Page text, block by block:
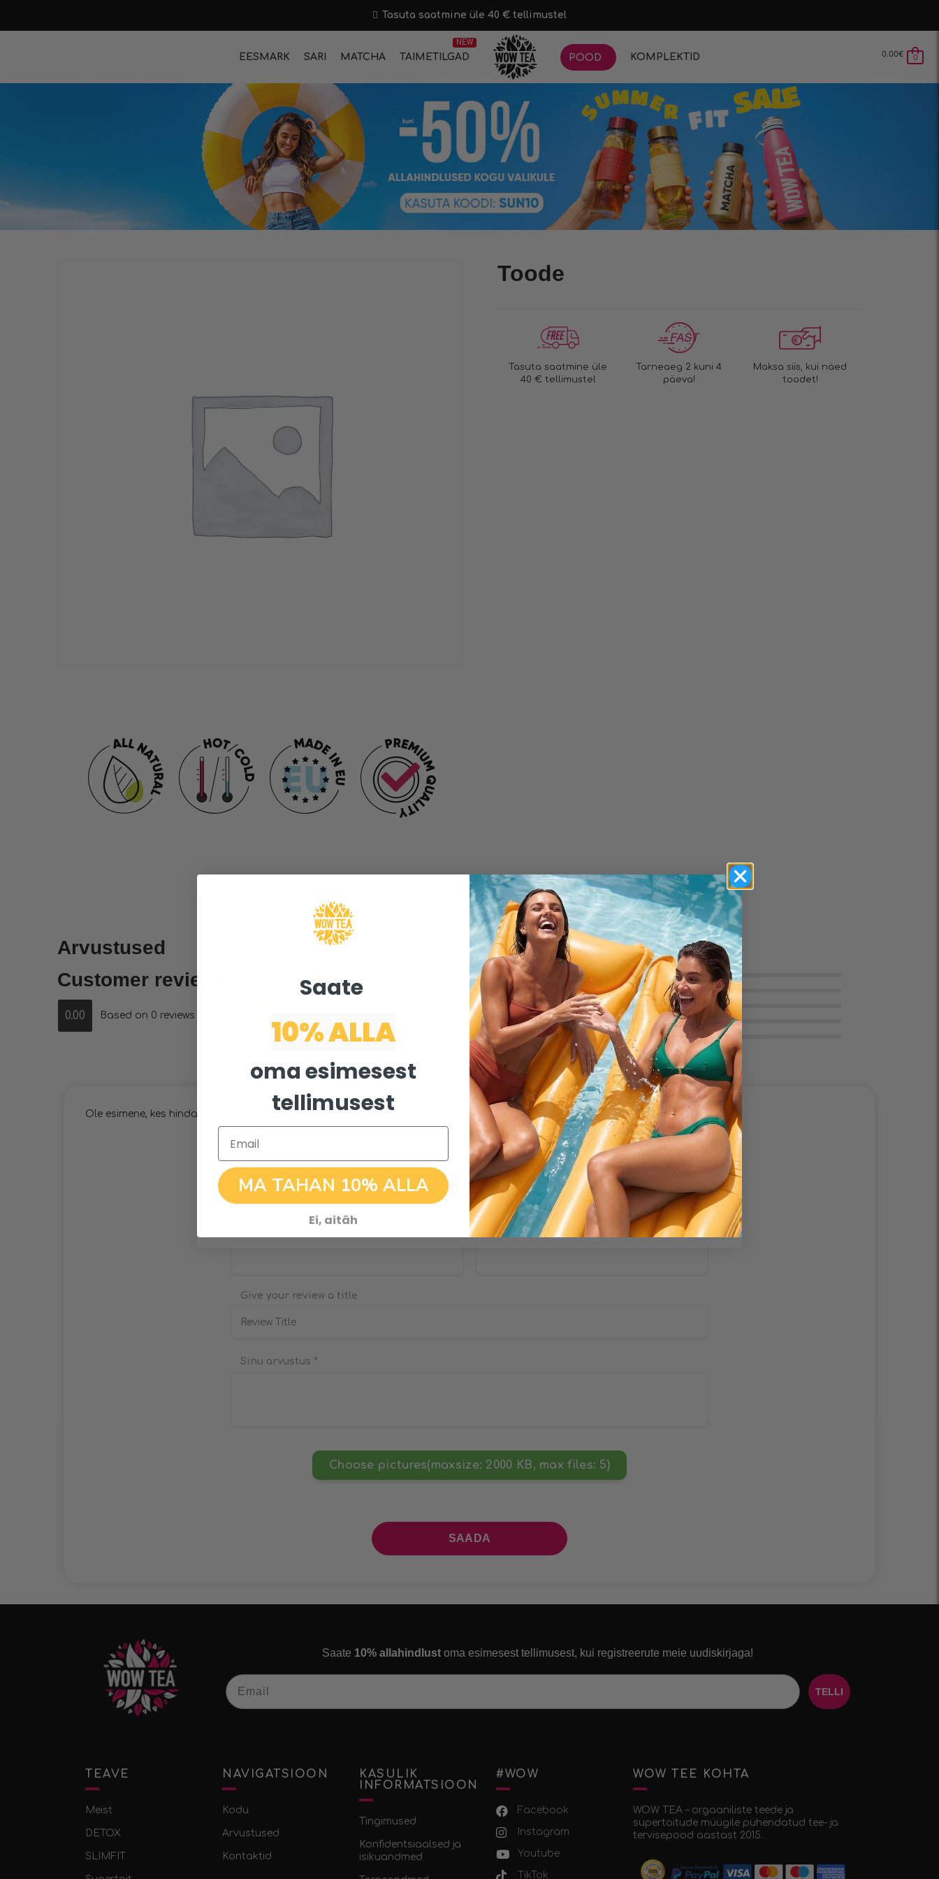
Tasuta saatmine üle 40 € tellimustel
EESMÄRK SARI MATCHA
NEW
TAIMETILGAD POOD KOMPLEKTID 0.00€ 0
Toode
Tasuta saatmine üle
40 € tellimustel
Tarneaeg 2 kuni 4
päeva!
Maksa siis, kui näed
toodet!
Arvustused
Customer reviews
0.00 Based on 0 reviews
Hinnanguga
Ole esimene, kes hindab toodet “Toode”
Sinu e-postiaadressi ei avaldata.
Nõutavad väljad on tähistatud* -ga
Give your review a title
Sinu hinnang
Sinu arvustus *
Choose pictures(maxsize: 2000 KB, max files: 5)
E-post
Saate 10% allahindlust oma esimesest tellimusest, kui registreerute meie uudiskirjaga!
Email
TELLI
TEAVE
Meist
DETOX
SLIMFIT
NAVIGATSIOON
Kodu
Arvustused
Kontaktid
KASULIK
INFORMATSIOON
Tingimused
Konfidentsiaalsed ja
isikuandmed
#WOW
Facebook
Instagram
Youtube
TikTok
WOW TEE KOHTA
WOW TEA – orgaaniliste teede ja
supertoitude müügile pühendatud tee- ja
tervisepood aastast 2015.
Saate ​
10% ALLA
oma esimesest
tellimusest
Email
MA TAHAN 10% ALLA
Ei, aitäh